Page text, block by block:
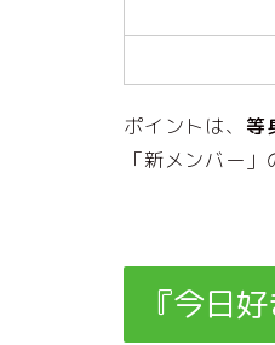
ポイントは、 等
「新メンバー
『今日